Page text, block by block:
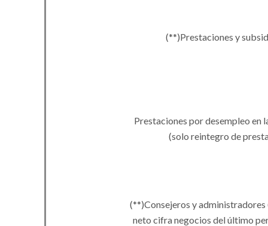
(**)Prestaciones y
Prestaciones por desempleo en
(solo reintegro de
(**)Consejeros y
neto cifra negocios del último